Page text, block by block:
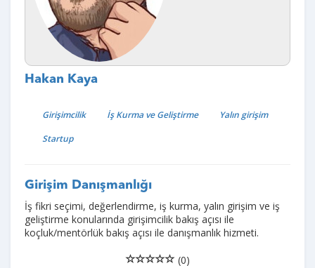
Hakan Kaya
Girişimcilik İş Kurma ve Geliştirme
Yalın girişim
Startup
Girişim Danışmanlığı
İş fikri seçimi, değerlendirme, iş kurma, yalın girişim ve iş
geliştirme konularında girişimcilik bakış açısı ile
koçluk/mentörlük bakış açısı ile danışmanlık hizmeti.
(0)